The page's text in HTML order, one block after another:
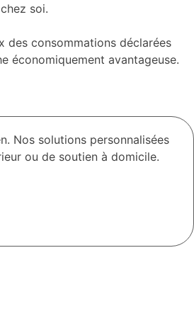
soi.
des consommations déclarées
économiquement avantageuse.
Nos solutions personnalisées
ou de soutien à domicile.